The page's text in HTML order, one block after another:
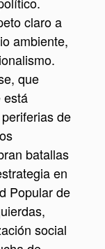
claro a
ambiente,
que
está
de
batallas
en
Popular de
social